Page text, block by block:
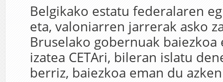
Belgikako estatu federalaren
eta, valoniarren jarrerak asko
Bruselako gobernuak baiezkoa
izatea CETAri, bileran islatu
berriz, baiezkoa eman du